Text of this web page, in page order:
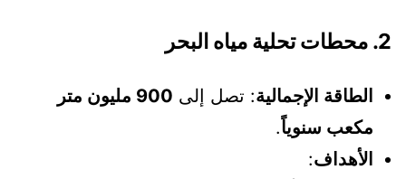
2. محطات تحلية مياه البحر
الطاقة الإجمالية: تصل إلى
900 مليون متر
مكعب سنوياً.
الأهداف: